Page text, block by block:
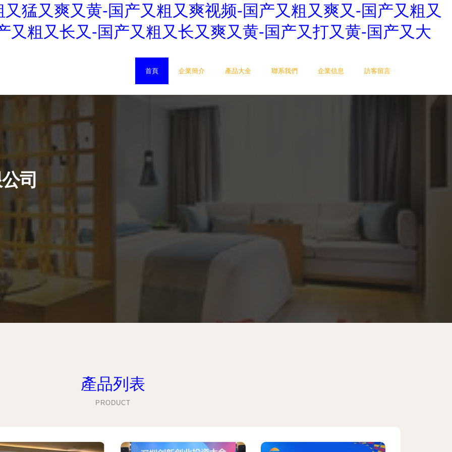
猛又爽又黄-国产又粗又爽视频-国产又粗又爽又-国产又粗又
又粗又长又-国产又粗又长又爽又黄-国产又打又黄-国产又大
首頁 企業簡介 產品大全 聯系我們 企業信息 訪客留言
司
產品列表
PRODUCT